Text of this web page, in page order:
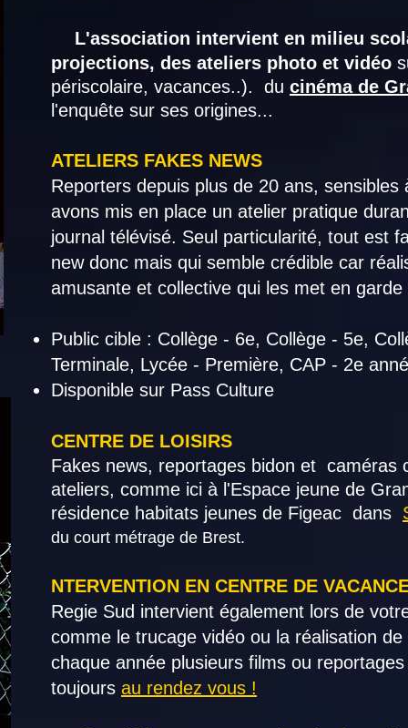
L'association intervient en milieu
projections, des ateliers photo et vidéo
périscolaire, vacances..). du cinéma de
l'enquête sur ses origines...
ATELIERS FAKES NEWS
Reporters depuis plus de 20 ans,
avons mis en place un atelier pratique
journal télévisé. Seul particularité, tout est
new donc mais qui semble crédible car
amusante et collective qui les met en
Public cible : Collège - 6e, Collège - 5e,
Terminale, Lycée - Première, CAP - 2e
Disponible sur Pass Culture
​CENTRE DE LOISIRS
Fakes news, reportages bidon et caméras
ateliers, comme ici à l'Espace jeune de
résidence habitats jeunes de Figeac dans
du court métrage de Brest.
NTERVENTION EN CENTRE DE
Regie Sud intervient également lors de
comme le trucage vidéo ou la réalisation
chaque année plusieurs films ou
toujours au rendez vous !